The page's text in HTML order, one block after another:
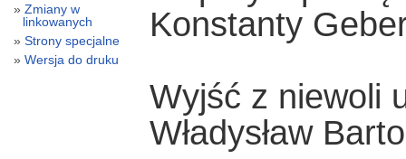
Konstanty
Wyjść z niewoli
Władysław
Zmiany w
linkowanych
Strony specjalne
Wersja do druku